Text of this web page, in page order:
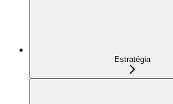
Estratégia